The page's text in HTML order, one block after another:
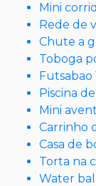
Mini
Rede de
Chute a
Toboga
Futsabao
Piscina
Mini
Carrinho
Casa de
Torta na
Water